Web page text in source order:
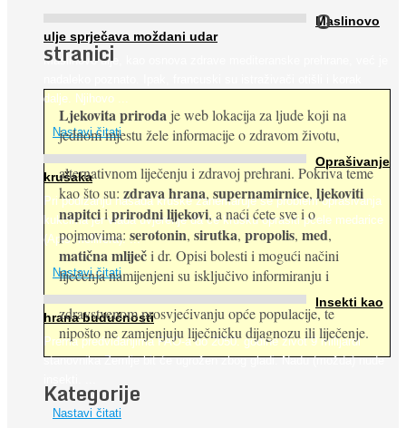
Maslinovo
ulje sprječava moždani udar
Maslinovo ulje, kao osnova zdrave mediteranske prehrane, već je
dalje. Njihovo ...
Nastavi čitati
Oprašivanje
krušaka
Pri podizanju nasada kruške zanemaruje se problem oprašivanja
kukcima jer vlada uvjerenje da će krušku oprašiti pčele medarice
(Apis mellifera). ...
Nastavi čitati
Insekti kao
hrana budućnosti
Prema predviđanjima FAO-a do 2050. godine život 9 milijardi
stanovnika Zemlje bit će ugrožen zbog gladi. Nadu (možda) nude
Nastavi čitati
O
stranici
Ljekovita priroda je web lokacija za ljude koji na
jednom mjestu žele informacije o zdravom životu,
alternativnom liječenju i zdravoj prehrani. Pokriva teme
kao što su: zdrava hrana, supernamirnice, ljekoviti
napitciiprirodni lijekovi, a naći ćete sve i o
pojmovima: serotonin, sirutka, propolis, med,
matična mliječi dr. Opisi bolesti i mogući načini
liječenja namijenjeni su isključivo informiranju i
zdravstvenom prosvjećivanju opće populacije, te
nipošto ne zamjenjuju liječničku dijagnozu ili liječenje.
Kategorije